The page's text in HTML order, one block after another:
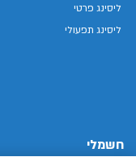
ליסינג פרטי
ליסינג תפעולי
חשמלי